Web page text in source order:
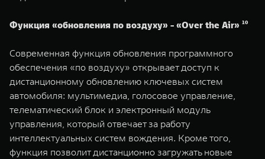
Функция «обновления по воздуху» - «Over the Air» ¹⁰
Современная функция обновления программного
обеспечения «по воздуху» открывает доступ к
дистанционному обновлению ключевых систем
автомобиля: мультимедиа, голосовое управление,
телематический блок и электронный модуль
управления, который отвечает за работу
интеллектуальных систем вождения. Кроме того,
функция позволит дистанционно загружать новые